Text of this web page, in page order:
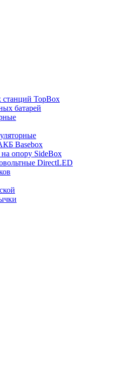
TopBox
батарей
Basebox
опору SideBox
DirectLED